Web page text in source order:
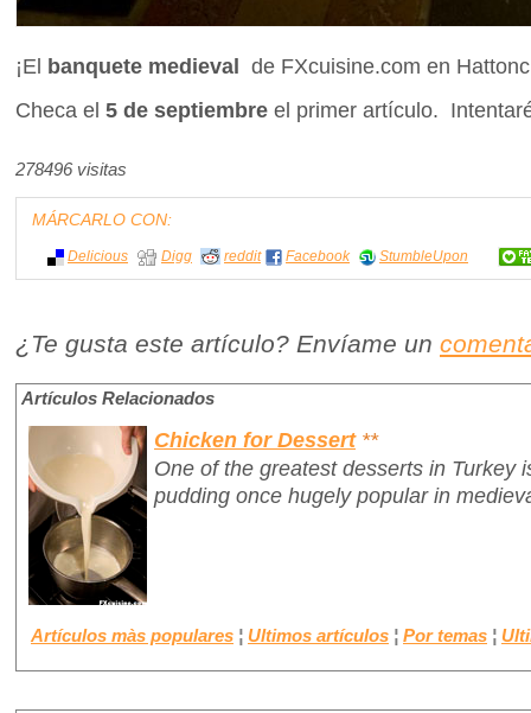
¡El banquete medieval de FXcuisine.com en
Checa el 5 de septiembre el primer artículo.
278496 visitas
MÁRCARLO CON:
Delicious Digg reddit Facebook StumbleUpon
¿Te gusta este artículo? Envíame un
Artículos Relacionados
Chicken for Dessert **
One of the greatest desserts in Turkey
pudding once hugely popular in
Artículos màs populares ¦ Ultimos artículos ¦ Por temas ¦